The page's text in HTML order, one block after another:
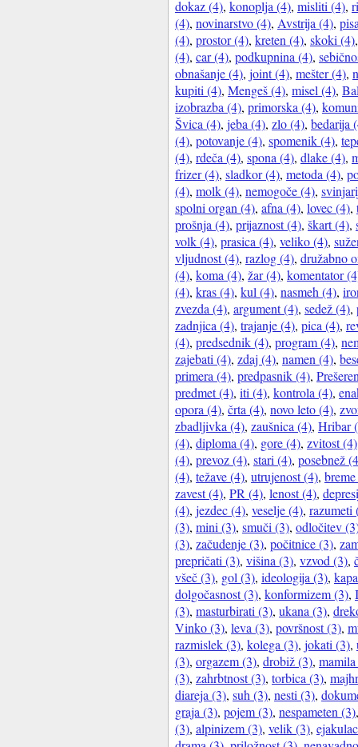
dokaz (4), konoplja (4), misliti (4),
(4), novinarstvo (4), Avstrija (4),
(4), prostor (4), kreten (4), skoki (4)
(4), car (4), podkupnina (4),
obnašanje (4), joint (4), mešter (4),
kupiti (4), Mengeš (4), misel (4),
izobrazba (4), primorska (4),
Švica (4), jeba (4), zlo (4), bedarija
(4), potovanje (4), spomenik (4),
(4), rdeča (4), spona (4), dlake (4),
frizer (4), sladkor (4), metoda (4),
(4), molk (4), nemogoče (4),
spolni organ (4), afna (4), lovec (4),
prošnja (4), prijaznost (4), škart (4),
volk (4), prasica (4), veliko (4),
vljudnost (4), razlog (4), družabno
(4), koma (4), žar (4), komentator
(4), kras (4), kul (4), nasmeh (4),
zvezda (4), argument (4), sedež (4),
zadnjica (4), trajanje (4), pica (4),
(4), predsednik (4), program (4),
zajebati (4), zdaj (4), namen (4),
primera (4), predpasnik (4),
predmet (4), iti (4), kontrola (4),
opora (4), črta (4), novo leto (4),
zbadljivka (4), zaušnica (4), Hribar
(4), diploma (4), gore (4), zvitost (4)
(4), prevoz (4), stari (4), posebnež
(4), težave (4), utrujenost (4),
zavest (4), PR (4), lenost (4),
(4), jezdec (4), veselje (4), razumeti
(3), mini (3), smuči (3), odločitev
(3), začudenje (3), počitnice (3),
prepričati (3), višina (3), vzvod (3),
všeč (3), gol (3), ideologija (3),
dolgočasnost (3), konformizem (3),
(3), masturbirati (3), ukana (3),
Vinko (3), leva (3), površnost (3),
razmislek (3), kolega (3), jokati (3),
(3), orgazem (3), drobiž (3),
(3), zahrbtnost (3), torbica (3),
diareja (3), suh (3), nesti (3),
graja (3), pojem (3), nespameten (3)
(3), alpinizem (3), velik (3),